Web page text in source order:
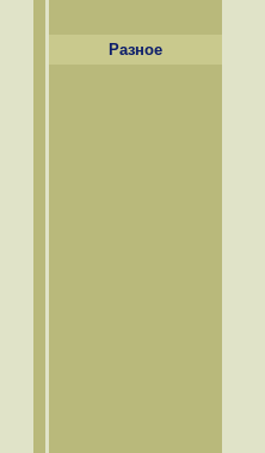
Разное